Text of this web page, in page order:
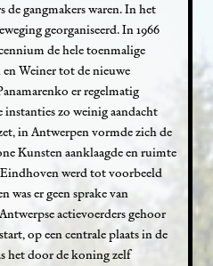
gangmakers waren. In het
georganiseerd. In 1966
de hele toenmalige
Weiner tot de nieuwe
er regelmatig
instanties zo weinig aandacht
in Antwerpen vormde zich de
Kunsten aanklaagde en ruimte
Eindhoven werd tot voorbeeld
er geen sprake van
actievoerders gehoor
op een centrale plaats in de
het door de koning zelf